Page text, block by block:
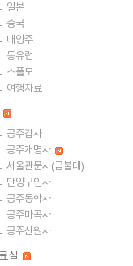
일본
중국
대양주
동유럽
스폴모
여행자료
공주갑사
공주개명사
서울관문사(금불대)
단양구인사
공주동학사
공주마곡사
공주신원사
실